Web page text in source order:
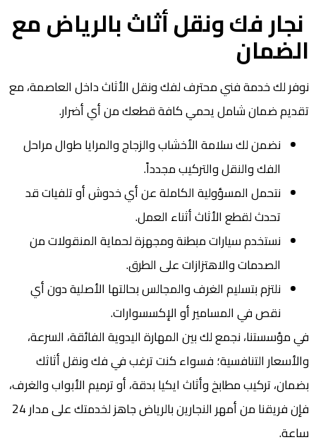
نجار فك ونقل أثاث بالرياض مع
الضمان
نوفر لك خدمة فني محترف لفك ونقل الأثاث داخل العاصمة، مع
تقديم ضمان شامل يحمي كافة قطعك من أي أضرار.
نضمن لك سلامة الأخشاب والزجاج والمرايا طوال مراحل
الفك والنقل والتركيب مجدداً.
نتحمل المسؤولية الكاملة عن أي خدوش أو تلفيات قد
تحدث لقطع الأثاث أثناء العمل.
نستخدم سيارات مبطنة ومجهزة لحماية المنقولات من
الصدمات والاهتزازات على الطرق.
نلتزم بتسليم الغرف والمجالس بحالتها الأصلية دون أي
نقص في المسامير أو الإكسسوارات.
في مؤسستنا، نجمع لك بين المهارة اليدوية الفائقة، السرعة،
والأسعار التنافسية؛ فسواء كنت ترغب في فك ونقل أثاثك
بضمان، تركيب مطابخ وأثاث ايكيا بدقة، أو ترميم الأبواب والغرف،
فإن فريقنا من أمهر النجارين بالرياض جاهز لخدمتك على مدار 24
ساعة.